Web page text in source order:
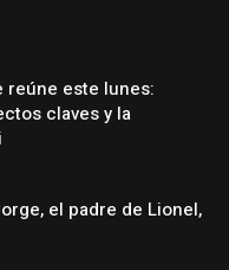
reúne este lunes:
claves y la
el padre de Lionel,